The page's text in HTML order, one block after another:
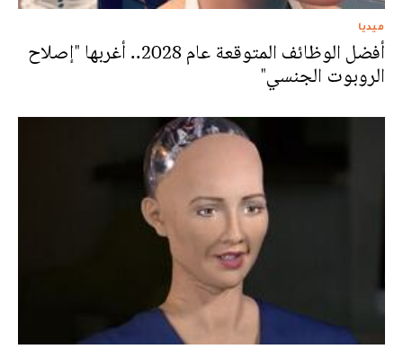
ميديا
أفضل الوظائف المتوقعة عام 2028.. أغربها "إصلاح
الروبوت الجنسي"